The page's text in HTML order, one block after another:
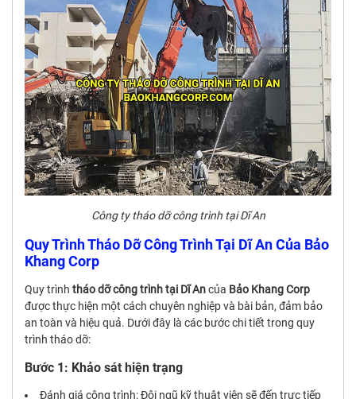
Công ty tháo dỡ công trình tại Dĩ An
Quy Trình Tháo Dỡ Công Trình Tại Dĩ An Của Bảo
Khang Corp
Quy trình tháo dỡ công trình tại Dĩ Ancủa Bảo Khang Corp
được thực hiện một cách chuyên nghiệp và bài bản, đảm bảo
an toàn và hiệu quả. Dưới đây là các bước chi tiết trong quy
trình tháo dỡ:
Bước 1: Khảo sát hiện trạng
Đánh giá công trình: Đội ngũ kỹ thuật viên sẽ đến trực tiếp